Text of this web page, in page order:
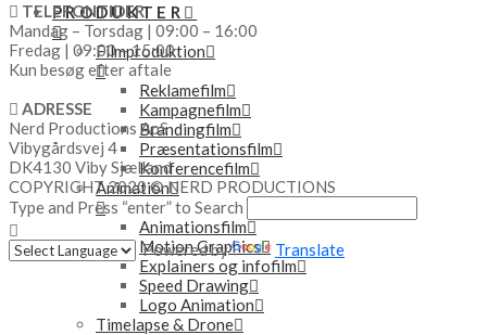
PRODUKTER
Filmproduktion
Reklamefilm
Kampagnefilm
Brandingfilm
Præsentationsfilm
Konferencefilm
Animation
Animationsfilm
Motion Graphics
Explainers og infofilm
Speed Drawing
Logo Animation
Timelapse & Drone
TELEFONTIDER
Mandag – Torsdag | 09:00 – 16:00
Fredag | 09:00 – 15:00
Kun besøg efter aftale
ADRESSE
Nerd Productions ApS
Vibygårdsvej 4
DK4130 Viby Sjælland
COPYRIGHT 2020 © NERD PRODUCTIONS
Type and Press “enter” to Search
Powered by Translate